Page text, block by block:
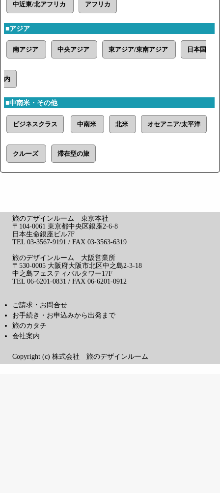
中近東/北アフリカ アフリカ
■アジア
南アジア 中央アジア 東アジア/東南アジア 日本国
内
■中南米・その他
ビジネスクラス 中南米 北米 オセアニア/太平洋
クルーズ 滞在型の旅
旅のデザインルーム 東京本社
〒104-0061 東京都中央区銀座2-6-8
日本生命銀座ビル7F
TEL 03-3567-9191 / FAX 03-3563-6319
旅のデザインルーム 大阪営業所
〒530-0005 大阪府大阪市北区中之島2-3-18
中之島フェスティバルタワー17F
TEL 06-6201-0831 / FAX 06-6201-0912
ご請求・お問合せ
お手続き・お申込みから出発まで
旅のカタチ
会社案内
Copyright (c) 株式会社 旅のデザインルーム